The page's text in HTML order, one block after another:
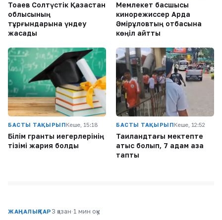
Тоқаев Солтүстік Қазақстан
облысының
тұрғындарына үндеу
жасады
Мемлекет басшысы
кинорежиссер Ардақ
Әмірқұловтың отбасына
көңіл айтты
БАСТЫ ТАҚЫРЫПКеше, 15:18
Білім гранты иегерлерінің
тізімі жария болды
БАСТЫ ТАҚЫРЫПКеше, 12:52
Таиландтағы мектепте
атыс болып, 7 адам қаза
тапты
ЖАҢАЛЫҚТАР 3 қазан·1 мин оқу